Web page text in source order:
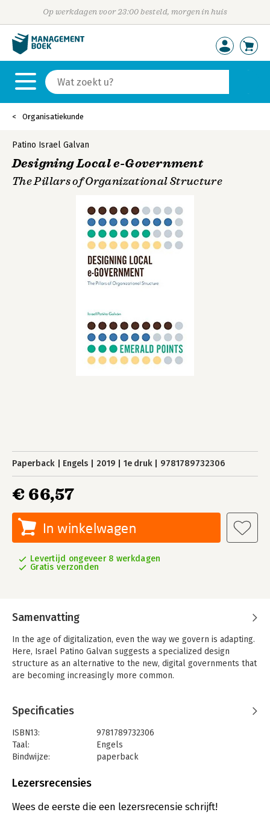
Op werkdagen voor 23:00 besteld, morgen in huis
Organisatiekunde
Patino Israel Galvan
Designing Local e-Government
The Pillars of Organizational Structure
Paperback Engels 2019 1e druk 9781789732306
€ 66,57
In winkelwagen
Levertijd ongeveer 8 werkdagen
Gratis verzonden
Samenvatting
In the age of digitalization, even the way we govern is adapting.
Here, Israel Patino Galvan suggests a specialized design
structure as an alternative to the new, digital governments that
are becoming increasingly more common.
Specificaties
ISBN13:
9781789732306
Taal:
Engels
Bindwijze:
paperback
Uitgever:
Verschijningsdatum:
15-2-2019
Lezersrecensies
Wees de eerste die een lezersrecensie schrijft!